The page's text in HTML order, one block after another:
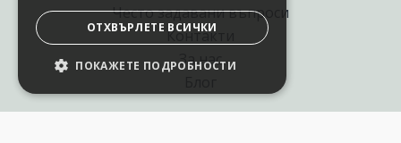
Често задавани въпроси
Контакти
За нас
ОТХВЪРЛЕТЕ ВСИЧКИ
ПОКАЖЕТЕ ПОДРОБНОСТИ